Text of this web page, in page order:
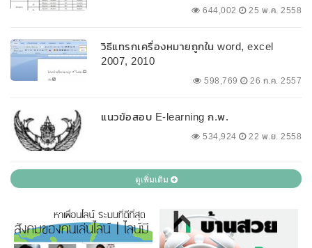
644,002 25 พ.ค. 2558
วิธีแทรกเครื่องหมายถูกใน word, excel
2007, 2010
598,769 26 ก.ค. 2557
แนวข้อสอบ E-learning ก.พ.
534,924 22 พ.ย. 2558
ดูเพิ่มเติม